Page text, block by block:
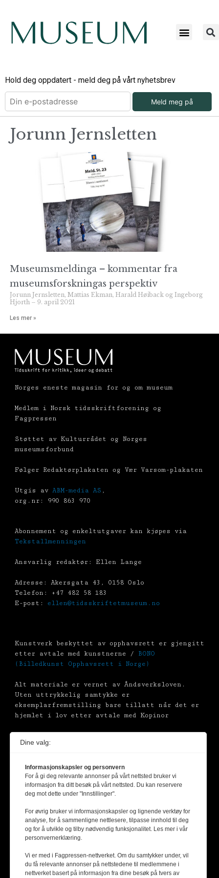
Hold deg oppdatert - meld deg på vårt nyhetsbrev
Meld meg på
Jorunn Jernsletten
Museumsmeldinga – kommentar fra
museumsforskningas perspektiv
Jorunn Jernsletten, Mattias Ekman, Harald Høiback og Ingeborg
Hjorth
9. april 2021
Les mer »
Norges eneste magasin for og om museum
Medlem i Norsk tidsskriftforening og
Fagpressen
Støttet av Kulturrådet og Norges
museumsforbund
Følger Redaktørplakaten og Vær Varsom-plakaten
Utgis av ABM-media AS ,
org.nr: 990 863 970
Abonnement og enkeltutgaver kan kjøpes via
Tekstallmenningen
Ansvarlig redaktør: Ellen Lange
Adresse: Akersgata 43, 0158 Oslo
Telefon: +47 482 58 183
E-post: ellen@tidsskriftetmuseum.no
Kunstverk beskyttet av opphavsrett er gjengitt
etter avtale med kunstnerne / BONO
(Billedkunst Opphavsrett i Norge)
Alt materiale er vernet av Åndsverksloven.
Uten uttrykkelig samtykke er
eksemplarfremstilling bare tillatt når det er
hjemlet i lov etter avtale med Kopinor
Dine valg:
Informasjonskapsler og personvern
For å gi deg relevante annonser på vårt nettsted bruker vi
informasjon fra ditt besøk på vårt nettsted. Du kan reservere
deg mot dette under "Innstillinger".
For øvrig bruker vi informasjonskapsler og lignende verktøy for
analyse, for å sammenligne nettlesere, tilpasse innhold til deg
og for å utvikle og tilby nødvendig funksjonalitet. Les mer i vår
personvernerklæring.
Vi er med i Fagpressen-nettverket. Om du samtykker under, vil
du få relevante annonser på nettstedene til medlemmene i
nettverket basert på informasjon fra dine besøk på tvers av